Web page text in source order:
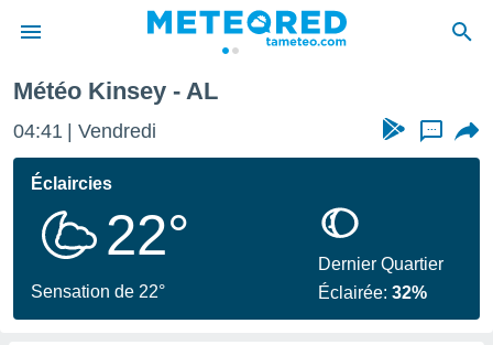
de
Météo Kinsey - AL
04:41 Vendredi ...
Éclaircies
22°
Sensation de 22°
Dernier Quartier
Éclairée:32%